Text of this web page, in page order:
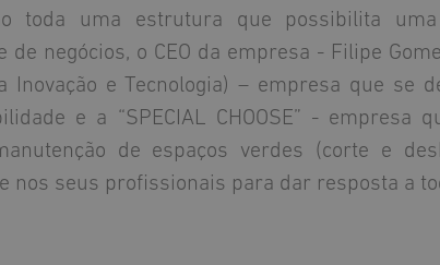
toda uma estrutura que possibilita
de negócios, o CEO da empresa - Filipe
Inovação e Tecnologia) – empresa que
e a “SPECIAL CHOOSE” -
de espaços verdes (corte e
nos seus profissionais para dar resposta a